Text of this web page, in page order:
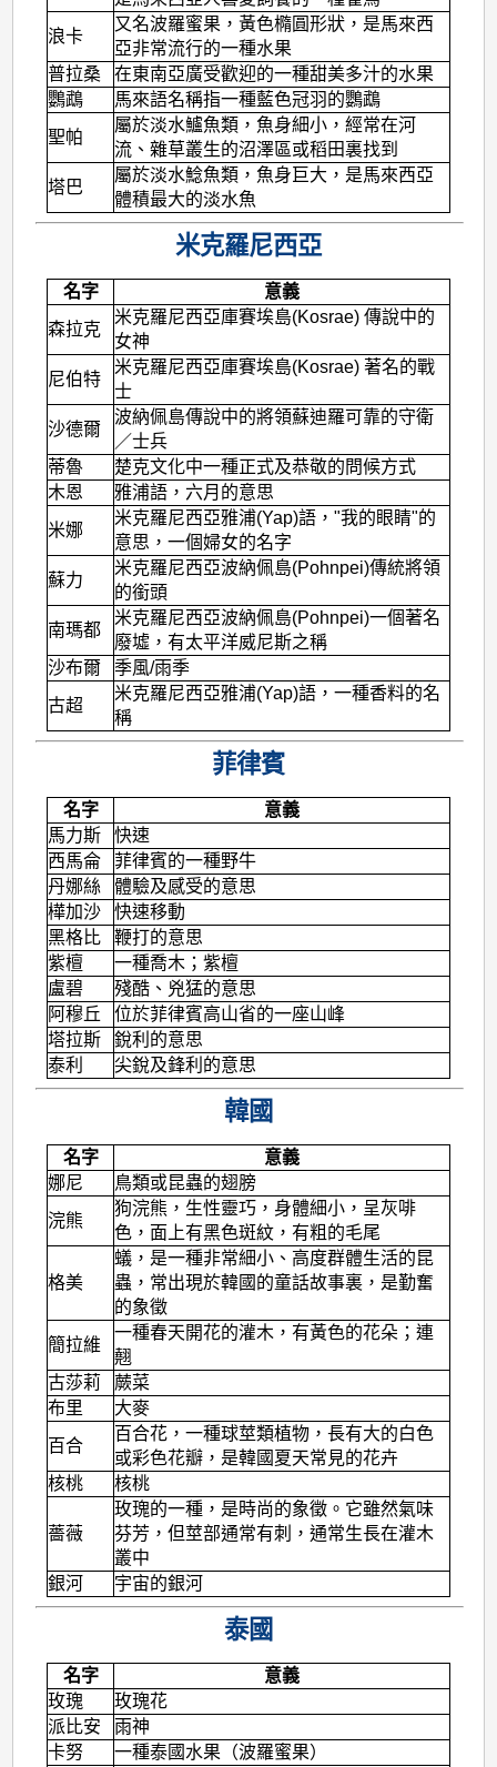
浪卡
又名波羅蜜果，黃色橢圓形狀，是馬來西
亞非常流行的一種水果
普拉桑
在東南亞廣受歡迎的一種甜美多汁的水果
鸚鵡
馬來語名稱指一種藍色冠羽的鸚鵡
聖帕
屬於淡水鱸魚類，魚身細小，經常在河
流、雜草叢生的沼澤區或稻田裏找到
塔巴
屬於淡水鯰魚類，魚身巨大，是馬來西亞
體積最大的淡水魚
米克羅尼西亞
名字
意義
森拉克
米克羅尼西亞庫賽埃島(Kosrae) 傳說中的
女神
尼伯特
米克羅尼西亞庫賽埃島(Kosrae) 著名的戰
士
沙德爾
波納佩島傳說中的將領蘇迪羅可靠的守衛
／士兵
蒂魯
楚克文化中一種正式及恭敬的問候方式
木恩
雅浦語，六月的意思
米娜
米克羅尼西亞雅浦(Yap)語，"我的眼睛"的
意思，一個婦女的名字
蘇力
米克羅尼西亞波納佩島(Pohnpei)傳統將領
的銜頭
南瑪都
米克羅尼西亞波納佩島(Pohnpei)一個著名
廢墟，有太平洋威尼斯之稱
沙布爾
季風/雨季
古超
米克羅尼西亞雅浦(Yap)語，一種香料的名
稱
菲律賓
名字
意義
馬力斯
快速
西馬侖
菲律賓的一種野牛
丹娜絲
體驗及感受的意思
樺加沙
快速移動
黑格比
鞭打的意思
紫檀
一種喬木；紫檀
盧碧
殘酷、兇猛的意思
阿穆丘
位於菲律賓高山省的一座山峰
塔拉斯
銳利的意思
泰利
尖銳及鋒利的意思
韓國
名字
意義
娜尼
鳥類或昆蟲的翅膀
浣熊
狗浣熊，生性靈巧，身體細小，呈灰啡
色，面上有黑色斑紋，有粗的毛尾
格美
蟻，是一種非常細小、高度群體生活的昆
蟲，常出現於韓國的童話故事裏，是勤奮
的象徵
簡拉維
一種春天開花的灌木，有黃色的花朵；連
翹
古莎莉
蕨菜
布里
大麥
百合
百合花，一種球莖類植物，長有大的白色
或彩色花瓣，是韓國夏天常見的花卉
核桃
核桃
薔薇
玫瑰的一種，是時尚的象徵。它雖然氣味
芬芳，但莖部通常有刺，通常生長在灌木
叢中
銀河
宇宙的銀河
泰國
名字
意義
玫瑰
玫瑰花
派比安
雨神
卡努
一種泰國水果（波羅蜜果）